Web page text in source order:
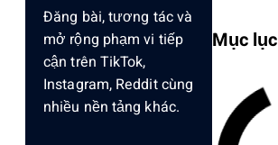
Đăng bài, tương tác và
mở rộng phạm vi tiếp
cận trên TikTok,
Instagram, Reddit cùng
nhiều nền tảng khác.
Mục lục